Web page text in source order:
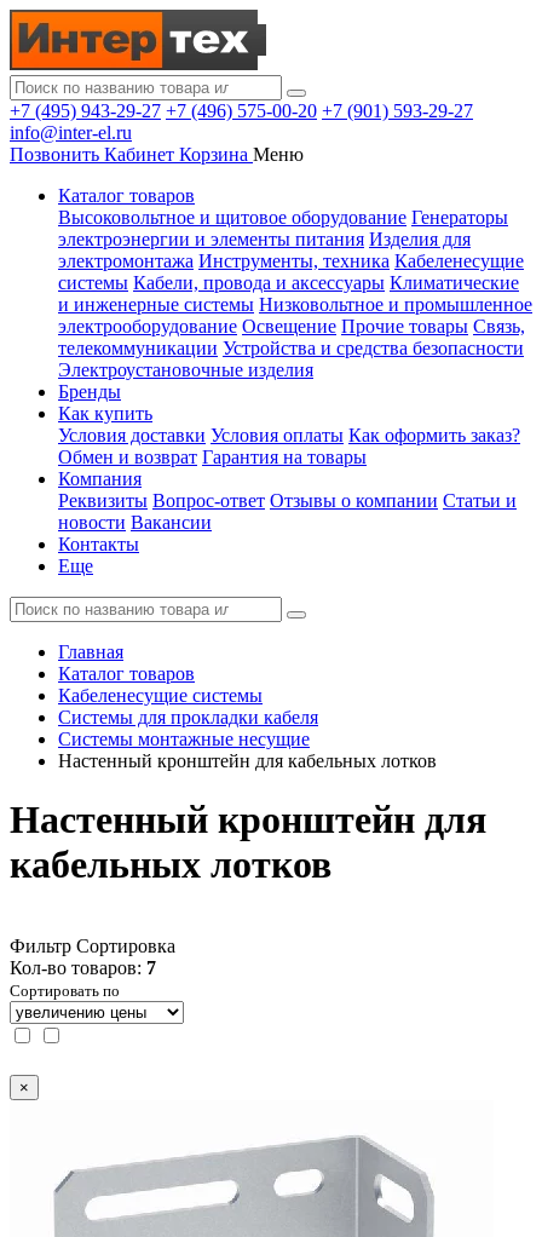
+7 (495) 943-29-27 +7 (496) 575-00-20 +7 (901) 593-29-27
info@inter-el.ru
Позвонить Кабинет Корзина Меню
Каталог товаров
Высоковольтное и щитовое оборудование Генераторы
электроэнергии и элементы питания Изделия для
электромонтажа Инструменты, техника Кабеленесущие
системы Кабели, провода и аксессуары Климатические
и инженерные системы Низковольтное и промышленное
электрооборудование Освещение Прочие товары Связь,
телекоммуникации Устройства и средства безопасности
Электроустановочные изделия
Бренды
Как купить
Условия доставки Условия оплаты Как оформить заказ?
Обмен и возврат Гарантия на товары
Компания
Реквизиты Вопрос-ответ Отзывы о компании Статьи и
новости Вакансии
Контакты
Еще
Главная
Каталог товаров
Кабеленесущие системы
Системы для прокладки кабеля
Системы монтажные несущие
Настенный кронштейн для кабельных лотков
Настенный кронштейн для
кабельных лотков
Фильтр Сортировка
Кол-во товаров: 7
Сортировать по
×